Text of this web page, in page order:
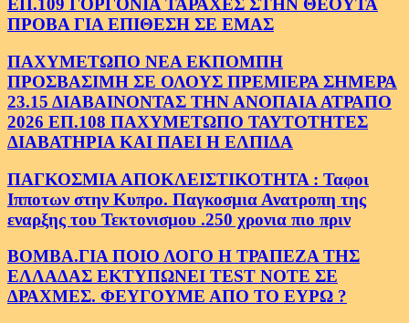
ΕΠ.109 ΓΟΡΓΟΝΙΑ ΤΑΡΑΧΕΣ ΣΤΗΝ ΘΕΟΥΤΑ
ΠΡΟΒΑ ΓΙΑ ΕΠΙΘΕΣΗ ΣΕ ΕΜΑΣ
ΠΑΧΥΜΕΤΩΠΟ ΝΕΑ ΕΚΠΟΜΠΗ
ΠΡΟΣΒΑΣΙΜΗ ΣΕ ΟΛΟΥΣ ΠΡΕΜΙΕΡΑ ΣΗΜΕΡΑ
23.15 ΔΙΑΒΑΙΝΟΝΤΑΣ ΤΗΝ ΑΝΟΠΑΙΑ ΑΤΡΑΠΟ
2026 ΕΠ.108 ΠΑΧΥΜΕΤΩΠΟ ΤΑΥΤΟΤΗΤΕΣ
ΔΙΑΒΑΤΗΡΙΑ ΚΑΙ ΠΑΕΙ Η ΕΛΠΙΔΑ
ΠΑΓΚΟΣΜΙΑ ΑΠΟΚΛΕΙΣΤΙΚΟΤΗΤΑ : Ταφοι
Ιπποτων στην Κυπρο. Παγκοσμια Ανατροπη της
εναρξης του Τεκτονισμου .250 χρονια πιο πριν
ΒΟΜΒΑ.ΓΙΑ ΠΟΙΟ ΛΟΓΟ Η ΤΡΑΠΕΖΑ ΤΗΣ
ΕΛΛΑΔΑΣ ΕΚΤΥΠΩΝΕΙ TEST NOTE ΣΕ
ΔΡΑΧΜΕΣ. ΦΕΥΓΟΥΜΕ ΑΠΟ ΤΟ ΕΥΡΩ ?